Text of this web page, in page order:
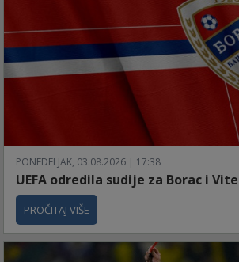
PONEDELJAK, 03.08.2026 | 17:38
UEFA odredila sudije za Borac i
PROČITAJ VIŠE